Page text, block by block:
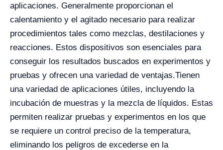
aplicaciones. Generalmente proporcionan el
calentamiento y el agitado necesario para realizar
procedimientos tales como mezclas, destilaciones y
reacciones. Estos dispositivos son esenciales para
conseguir los resultados buscados en experimentos y
pruebas y ofrecen una variedad de ventajas.Tienen
una variedad de aplicaciones útiles, incluyendo la
incubación de muestras y la mezcla de líquidos. Estas
permiten realizar pruebas y experimentos en los que
se requiere un control preciso de la temperatura,
eliminando los peligros de excederse en la